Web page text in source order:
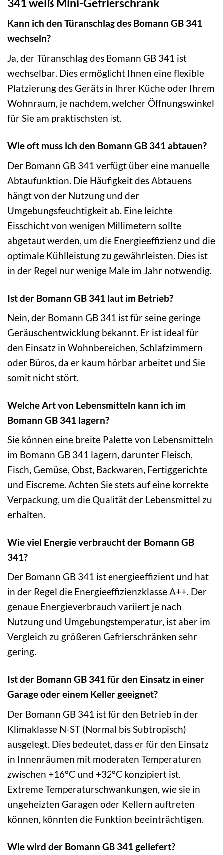
341 weiß Mini-Gefrierschrank
Kann ich den Türanschlag des Bomann GB 341
wechseln?
Ja, der Türanschlag des Bomann GB 341 ist
wechselbar. Dies ermöglicht Ihnen eine flexible
Platzierung des Geräts in Ihrer Küche oder Ihrem
Wohnraum, je nachdem, welcher Öffnungswinkel
für Sie am praktischsten ist.
Wie oft muss ich den Bomann GB 341 abtauen?
Der Bomann GB 341 verfügt über eine manuelle
Abtaufunktion. Die Häufigkeit des Abtauens
hängt von der Nutzung und der
Umgebungsfeuchtigkeit ab. Eine leichte
Eisschicht von wenigen Millimetern sollte
abgetaut werden, um die Energieeffizienz und die
optimale Kühlleistung zu gewährleisten. Dies ist
in der Regel nur wenige Male im Jahr notwendig.
Ist der Bomann GB 341 laut im Betrieb?
Nein, der Bomann GB 341 ist für seine geringe
Geräuschentwicklung bekannt. Er ist ideal für
den Einsatz in Wohnbereichen, Schlafzimmern
oder Büros, da er kaum hörbar arbeitet und Sie
somit nicht stört.
Welche Art von Lebensmitteln kann ich im
Bomann GB 341 lagern?
Sie können eine breite Palette von Lebensmitteln
im Bomann GB 341 lagern, darunter Fleisch,
Fisch, Gemüse, Obst, Backwaren, Fertiggerichte
und Eiscreme. Achten Sie stets auf eine korrekte
Verpackung, um die Qualität der Lebensmittel zu
erhalten.
Wie viel Energie verbraucht der Bomann GB
341?
Der Bomann GB 341 ist energieeffizient und hat
in der Regel die Energieeffizienzklasse A++. Der
genaue Energieverbrauch variiert je nach
Nutzung und Umgebungstemperatur, ist aber im
Vergleich zu größeren Gefrierschränken sehr
gering.
Ist der Bomann GB 341 für den Einsatz in einer
Garage oder einem Keller geeignet?
Der Bomann GB 341 ist für den Betrieb in der
Klimaklasse N-ST (Normal bis Subtropisch)
ausgelegt. Dies bedeutet, dass er für den Einsatz
in Innenräumen mit moderaten Temperaturen
zwischen +16°C und +32°C konzipiert ist.
Extreme Temperaturschwankungen, wie sie in
ungeheizten Garagen oder Kellern auftreten
können, könnten die Funktion beeinträchtigen.
Wie wird der Bomann GB 341 geliefert?